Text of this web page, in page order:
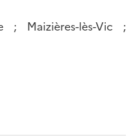
; Maizières-lès-Vic ;